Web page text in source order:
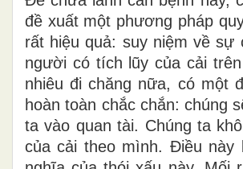
đề xuất một phương pháp
rất hiệu quả: suy niệm về sự
người có tích lũy của cải
nhiêu đi chăng nữa, có một
hoàn toàn chắc chắn: chúng
ta vào quan tài. Chúng ta
của cải theo mình. Điều này